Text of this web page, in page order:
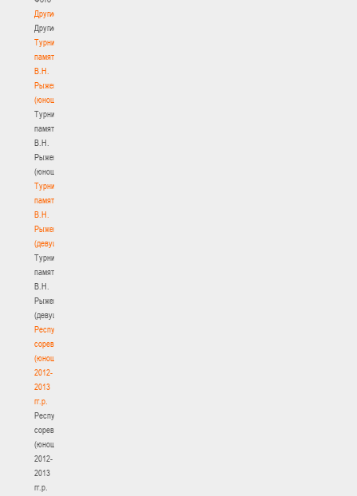
Другие
Другие
Турнир
памяти
В.Н.
Рыженкова
(юноши)
Турнир
памяти
В.Н.
Рыженкова
(юноши)
Турнир
памяти
В.Н.
Рыженкова
(девушки)
Турнир
памяти
В.Н.
Рыженкова
(девушки)
Республиканские
соревнования
(юноши)
2012-
2013
гг.р.
Республиканские
соревнования
(юноши)
2012-
2013
гг.р.